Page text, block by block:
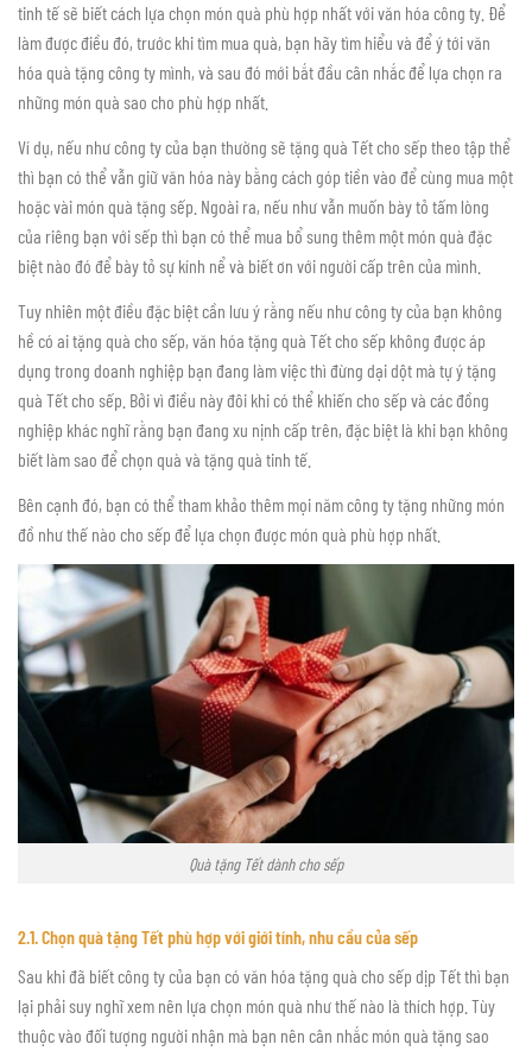
tinh tế sẽ biết cách lựa chọn món quà phù hợp nhất với văn hóa công ty. Để
làm được điều đó, trước khi tìm mua quà, bạn hãy tìm hiểu và để ý tới văn
hóa quà tặng công ty mình, và sau đó mới bắt đầu cân nhắc để lựa chọn ra
những món quà sao cho phù hợp nhất.
Ví dụ, nếu như công ty của bạn thường sẽ tặng quà Tết cho sếp theo tập thể
thì bạn có thể vẫn giữ văn hóa này bằng cách góp tiền vào để cùng mua một
hoặc vài món quà tặng sếp. Ngoài ra, nếu như vẫn muốn bày tỏ tấm lòng
của riêng bạn với sếp thì bạn có thể mua bổ sung thêm một món quà đặc
biệt nào đó để bày tỏ sự kính nể và biết ơn với người cấp trên của mình.
Tuy nhiên một điều đặc biệt cần lưu ý rằng nếu như công ty của bạn không
hề có ai tặng quà cho sếp, văn hóa tặng quà Tết cho sếp không được áp
dụng trong doanh nghiệp bạn đang làm việc thì đừng dại dột mà tự ý tặng
quà Tết cho sếp. Bởi vì điều này đôi khi có thể khiến cho sếp và các đồng
nghiệp khác nghĩ rằng bạn đang xu nịnh cấp trên, đặc biệt là khi bạn không
biết làm sao để chọn quà và tặng quà tinh tế.
Bên cạnh đó, bạn có thể tham khảo thêm mọi năm công ty tặng những món
đồ như thế nào cho sếp để lựa chọn được món quà phù hợp nhất.
Quà tặng Tết dành cho sếp
2.1.Chọn quà tặng Tết phù hợp với giới tính, nhu cầu của sếp
Sau khi đã biết công ty của bạn có văn hóa tặng quà cho sếp dịp Tết thì bạn
lại phải suy nghĩ xem nên lựa chọn món quà như thế nào là thích hợp. Tùy
thuộc vào đối tượng người nhận mà bạn nên cân nhắc món quà tặng sao